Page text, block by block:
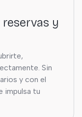
reservas y
Sin
y con el
impulsa tu